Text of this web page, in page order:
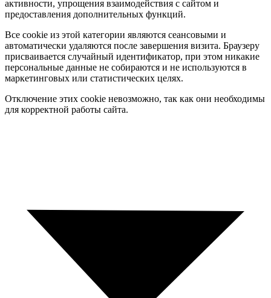
активности, упрощения взаимодействия с сайтом и
предоставления дополнительных функций.
Все cookie из этой категории являются сеансовыми и
автоматически удаляются после завершения визита. Браузеру
присваивается случайный идентификатор, при этом никакие
персональные данные не собираются и не используются в
маркетинговых или статистических целях.
Отключение этих cookie невозможно, так как они необходимы
для корректной работы сайта.